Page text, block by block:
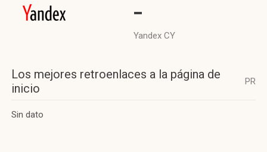
-
Yandex CY
Los mejores retroenlaces a la página de
inicio
PR
Sin dato